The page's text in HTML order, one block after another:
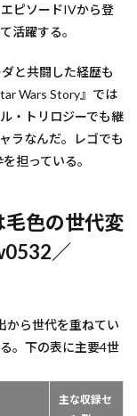
ピソードIVから登
活躍する。
と共闘した経歴も
Wars Story』では
・トリロジーでも継
ラなんだ。レゴでも
担っている。
色の世代変
／
から世代を重ねてい
。下の表に主要4世
主な収録セ